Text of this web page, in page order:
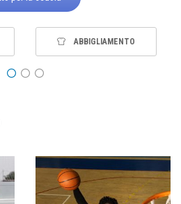
ABBIGLIAMENTO